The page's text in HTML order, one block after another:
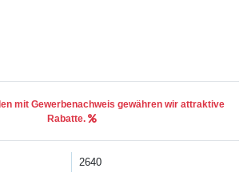
mit Gewerbenachweis gewähren wir attraktive
Rabatte.
2640